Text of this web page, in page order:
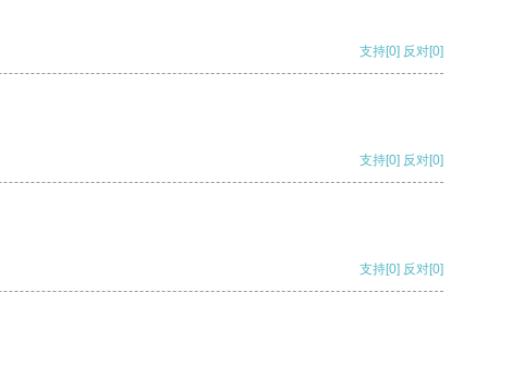
支持[0] 反对[0]
支持[0] 反对[0]
支持[0] 反对[0]